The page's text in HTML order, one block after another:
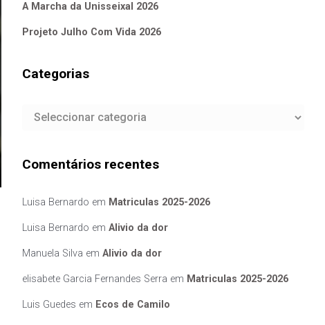
A Marcha da Unisseixal 2026
Projeto Julho Com Vida 2026
Categorias
Categorias
Comentários recentes
Luisa Bernardo em Matriculas 2025-2026
Luisa Bernardo em Alivio da dor
Manuela Silva em Alivio da dor
elisabete Garcia Fernandes Serra em Matriculas 2025-2026
Luis Guedes em Ecos de Camilo